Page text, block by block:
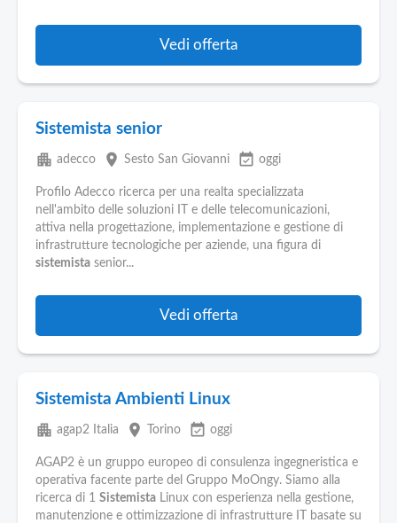
Vedi offerta
Sistemista senior
apartment adecco place Sesto San Giovanni event_available oggi
Profilo Adecco ricerca per una realta specializzata
nell'ambito delle soluzioni IT e delle telecomunicazioni,
attiva nella progettazione, implementazione e gestione di
infrastrutture tecnologiche per aziende, una figura di
sistemista senior...
Vedi offerta
Sistemista Ambienti Linux
apartment agap2 Italia place Torino event_available oggi
AGAP2 è un gruppo europeo di consulenza ingegneristica e
operativa facente parte del Gruppo MoOngy. Siamo alla
ricerca di 1 Sistemista Linux con esperienza nella gestione,
manutenzione e ottimizzazione di infrastrutture IT basate su